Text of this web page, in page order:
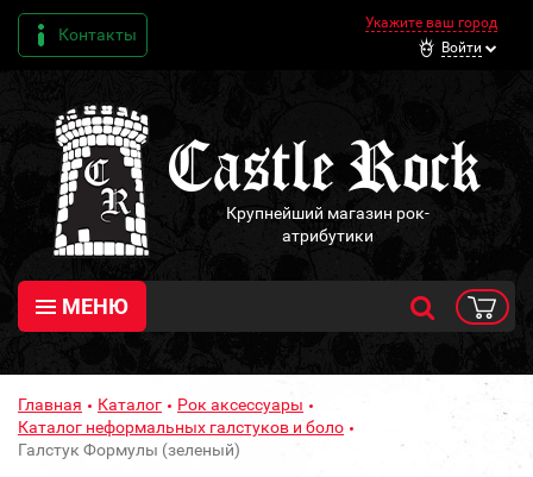
Контакты
Укажите ваш город
Войти
Крупнейший магазин рок-
атрибутики
МЕНЮ
Главная Каталог
Рок аксессуары
Каталог неформальных галстуков и боло
Галстук Формулы (зеленый)